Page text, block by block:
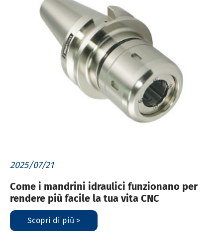
2025/07/21
Come i mandrini idraulici funzionano per
rendere più facile la tua vita CNC
Scopri di più >